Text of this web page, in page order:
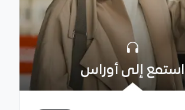
استمع إلى أوراس